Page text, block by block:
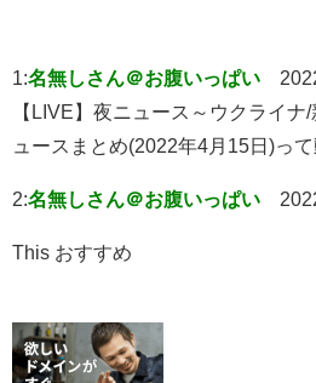
1:名無しさん＠お腹いっぱい
【LIVE】夜ニュース～ウクライナ
ュースまとめ(2022年4月15日)っ
2:名無しさん＠お腹いっぱい
This おすすめ